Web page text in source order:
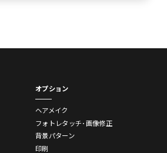
オプション
ヘアメイク
フォトレタッチ･画像修正
背景パターン
印刷